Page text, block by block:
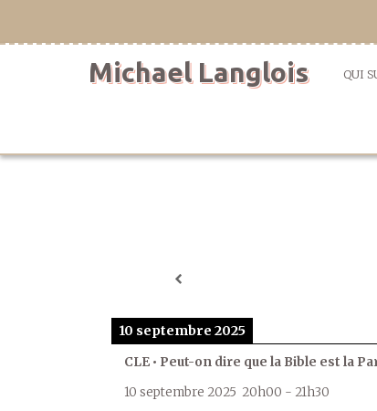
Michael Langlois QUI
10 septembre 2025
CLE • Peut-on dire que la Bible est la
10 septembre 2025 20h00 - 21h30